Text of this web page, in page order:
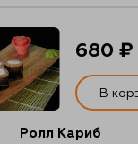
Ролл Кариб
680 ₽
В